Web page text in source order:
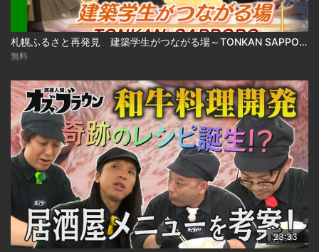
札幌ふるさと再発見 建築学生がつながる場～TONKAN SAPPORO～2026年8月1日放送
無料
23:33